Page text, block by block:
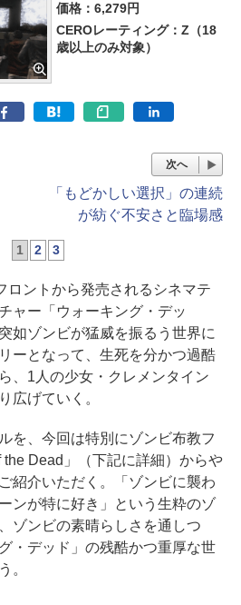
価格：6,279円
CEROレーティング：Z（18
歳以上のみ対象）
次へ
「もどかしい選択」の連続
が紡ぐ不安さと臨場感
1 2 3
ントから発売されるシネマテ
ャー「ウォーキング・デッ
如ゾンビが猛威を振るう世界に
ーとなって、生死を分かつ過酷
、1人の少女・クレメンタイン
広げていく。
を、今回は特別にゾンビ布教フ
the Dead」（下記に詳細）からや
紹介いただく。「ゾンビに襲わ
ンが特に好き」という生粋のゾ
ゾンビの素晴らしさを通しつ
・デッド」の残酷かつ重厚な世
。